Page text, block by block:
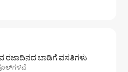
ರಜಾದಿನದ ಬಾಡಿಗೆ ವಸತಿಗಳು
ಪೂಲ್‌‌‌‌‌‌‌‌‌ಗಳಿವೆ